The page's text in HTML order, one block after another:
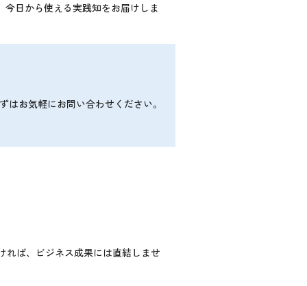
日から使える実践知をお届けしま
お気軽にお問い合わせください。
れば、ビジネス成果には直結しませ